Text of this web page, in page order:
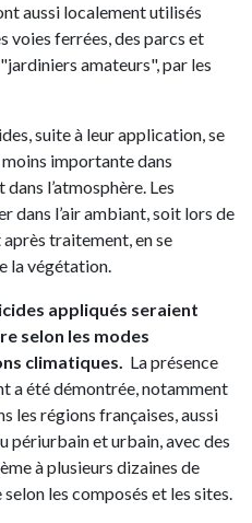
aussi localement utilisés
voies ferrées, des parcs et
amateurs", par les
suite à leur application, se
importante dans
l’atmosphère. Les
dans l’air ambiant, soit lors de
traitement, en se
la végétation.
appliqués seraient
selon les modes
climatiques. La présence
a été démontrée, notamment
les régions françaises, aussi
périurbain et urbain, avec des
à plusieurs dizaines de
les composés et les sites.